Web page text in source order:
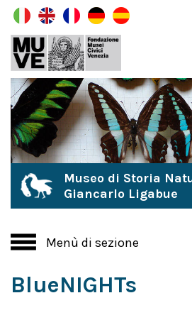
Museo di Storia
Giancarlo Ligabue
Menù di sezione
BlueNIGHTs